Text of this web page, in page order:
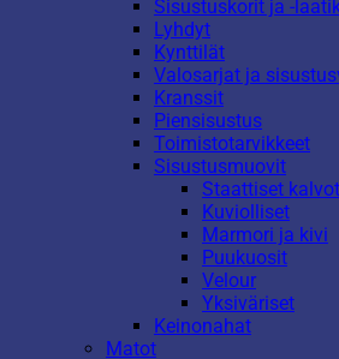
Sisustuskorit ja -
Lyhdyt
Kynttilät
Valosarjat ja
Kranssit
Piensisustus
Toimistotarvikkeet
Sisustusmuovit
Staattiset kalvot
Kuviolliset
Marmori ja kivi
Puukuosit
Velour
Yksiväriset
Keinonahat
Matot